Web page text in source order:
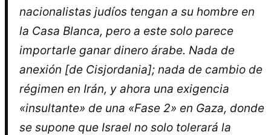
nacionalistas judíos tengan a su hombre en
la Casa Blanca, pero a este solo parece
importarle ganar dinero árabe. Nada de
anexión [de Cisjordania]; nada de cambio de
régimen en Irán, y ahora una exigencia
«insultante» de una «Fase 2» en Gaza, donde
se supone que Israel no solo tolerará la